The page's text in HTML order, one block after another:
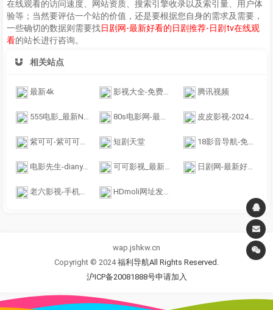
在线观看的访问速度、网站资质、搜索引擎收录以及索引量、用户体
验等；当然要评估一个站的价值，还是要根据您自身的需求及需要，
一些确切的数据则需要找日剧网-最新好看的日剧推荐-日剧tv在线观
看的站长进行咨询。
相关站点
最新4k 影视大全-免费在线观看电影电视剧 腾讯视频
555电影_最新Netflix新剧_韩国电影免费在线观看 80s电影网-最新电影在线观看_免费电视剧手机观看 皮皮影视-2024年最新高清热播电影-电视剧免费在线观看
紫可可-紫可可影视-紫可可电视剧-紫可可动漫 短剧天堂 18影音导航-免费影视网站指路者
电影先生-dianyingxs.cc-白羊-蜂鸟-77 可可影视_最新Netflix新剧_韩国电影免费在线观看 日剧网-最新好看的日剧推荐-日剧tv在线观看
老六影视-手机在线影院,vip电影电视剧,影视大全,免费电影网,高清MP4影院 HDmoli网址发布页
wap.jshkw.cn
Copyright © 2024福利导航All Rights Reserved.
沪ICP备20081888号申请加入